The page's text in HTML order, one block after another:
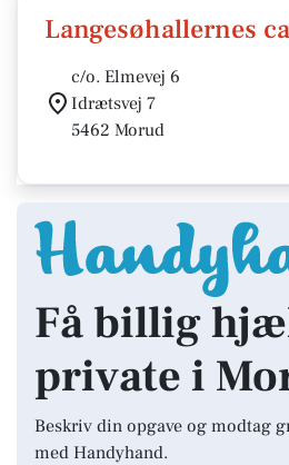
Langesøhallernes
c/o. Elmevej 6
Idrætsvej 7
5462 Morud
Få billig
private i
Beskriv din opgave og modtag
med Handyhand.